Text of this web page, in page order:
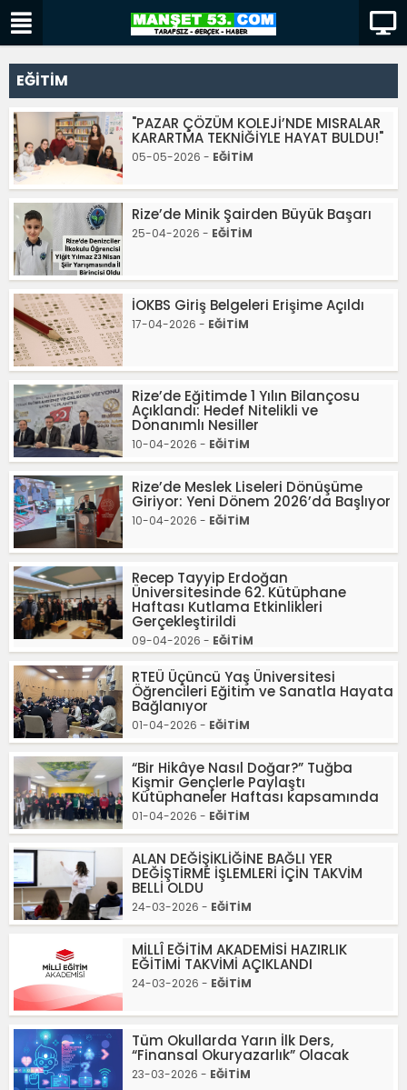
EĞİTİM
"PAZAR ÇÖZÜM KOLEJİ’NDE MISRALAR
KARARTMA TEKNİĞİYLE HAYAT BULDU!"
05-05-2026 - EĞİTİM
Rize’de Minik Şairden Büyük Başarı
25-04-2026 - EĞİTİM
İOKBS Giriş Belgeleri Erişime Açıldı
17-04-2026 - EĞİTİM
Rize’de Eğitimde 1 Yılın Bilançosu
Açıklandı: Hedef Nitelikli ve
Donanımlı Nesiller
10-04-2026 - EĞİTİM
Rize’de Meslek Liseleri Dönüşüme
Giriyor: Yeni Dönem 2026’da Başlıyor
10-04-2026 - EĞİTİM
Recep Tayyip Erdoğan
Üniversitesinde 62. Kütüphane
Haftası Kutlama Etkinlikleri
Gerçekleştirildi
09-04-2026 - EĞİTİM
RTEÜ Üçüncü Yaş Üniversitesi
Öğrencileri Eğitim ve Sanatla Hayata
Bağlanıyor
01-04-2026 - EĞİTİM
“Bir Hikâye Nasıl Doğar?” Tuğba
Kişmir Gençlerle Paylaştı
Kütüphaneler Haftası kapsamında
01-04-2026 - EĞİTİM
ALAN DEĞİŞİKLİĞİNE BAĞLI YER
DEĞİŞTİRME İŞLEMLERİ İÇİN TAKVİM
BELLİ OLDU
24-03-2026 - EĞİTİM
MİLLÎ EĞİTİM AKADEMİSİ HAZIRLIK
EĞİTİMİ TAKVİMİ AÇIKLANDI
24-03-2026 - EĞİTİM
Tüm Okullarda Yarın İlk Ders,
“Finansal Okuryazarlık” Olacak
23-03-2026 - EĞİTİM